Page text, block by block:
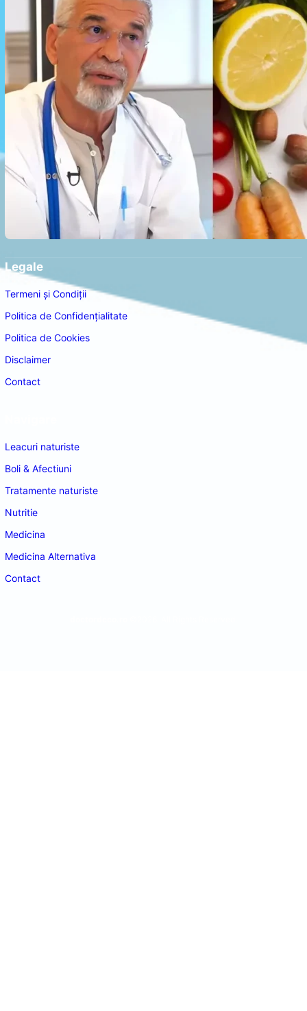
Legale
Termeni și Condiții
Politica de Confidențialitate
Politica de Cookies
Disclaimer
Contact
Leacuri naturiste
Boli & Afectiuni
Tratamente naturiste
Nutritie
Medicina
Medicina Alternativa
Contact